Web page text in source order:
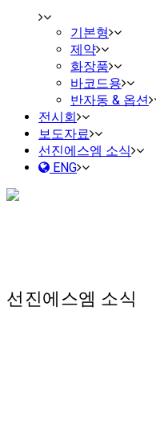
기본형
제약
화장품
바코드용
반자동 & 옵션
전시회
보도자료
선진에스엠 소식
ENG
선진에스엠 소식